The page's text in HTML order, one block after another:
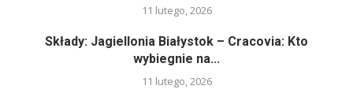
11 lutego, 2026
Składy: Jagiellonia Białystok – Cracovia: Kto
wybiegnie na...
11 lutego, 2026